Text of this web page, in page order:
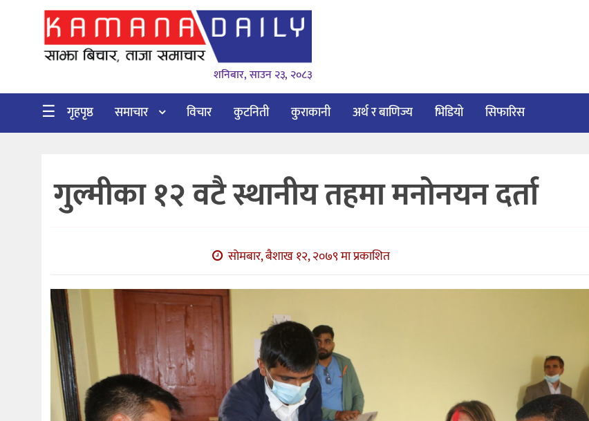
गृहपृष्ठ
विचार
कुटनिती
सिफारिस
शनिबार, साउन २३, २०८३
☰ गृहपृष्ठ समाचार विचार कुटनिती कुराकानी अर्थ र बाणिज्य भिडियो सिफारिस
गुल्मीका १२ वटै स्थानीय तहमा मनोनयन दर्ता
सोमबार, बैशाख १२, २०७९ मा प्रकाशित